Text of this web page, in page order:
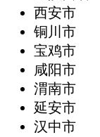
西安市
铜川市
宝鸡市
咸阳市
渭南市
延安市
汉中市